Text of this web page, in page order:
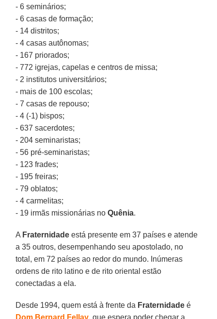
- 6 seminários;
- 6 casas de formação;
- 14 distritos;
- 4 casas autônomas;
- 167 priorados;
- 772 igrejas, capelas e centros de missa;
- 2 institutos universitários;
- mais de 100 escolas;
- 7 casas de repouso;
- 4 (-1) bispos;
- 637 sacerdotes;
- 204 seminaristas;
- 56 pré-seminaristas;
- 123 frades;
- 195 freiras;
- 79 oblatos;
- 4 carmelitas;
- 19 irmãs missionárias noQuênia.
A Fraternidade está presente em 37 países e atende
a 35 outros, desempenhando seu apostolado, no
total, em 72 países ao redor do mundo. Inúmeras
ordens de rito latino e de rito oriental estão
conectadas a ela.
Desde 1994, quem está à frente da Fraternidade é
Dom Bernard Fellay, que espera poder chegar a